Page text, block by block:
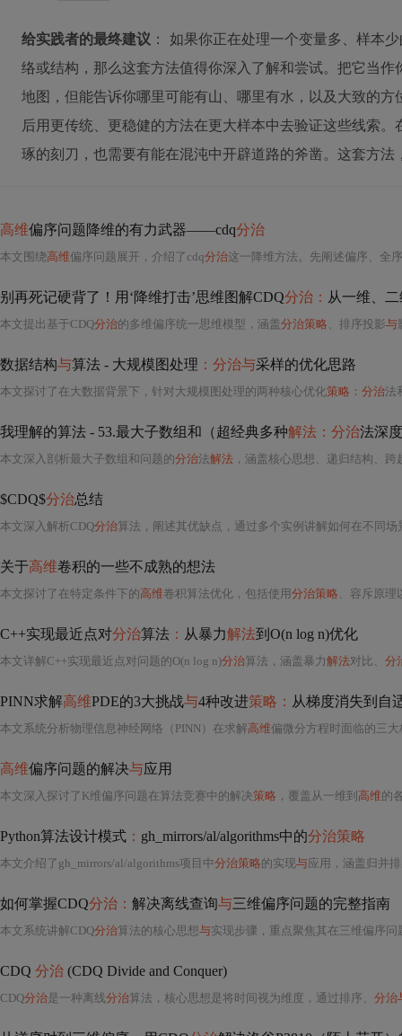
给实践者的最终建议 ： 如果你正在处理一个变量多、样本
络或结构，那么这套方法值得你深入了解和尝试。把它当作
地图，但能告诉你哪里可能有山、哪里有水，以及大致的
后用更传统、更稳健的方法在更大样本中去验证这些线索
琢的刻刀，也需要有能在混沌中开辟道路的斧凿。这套方法
高维偏序问题降维的有力武器——cdq分治
本文围绕高维偏序问题展开，介绍了cdq分治这一降维方法。先阐述偏序、全序、逆序对
别再死记硬背了！用‘降维打击’思维图解CDQ分治： 从一维、
本文提出基于CDQ分治的多维偏序统一思维模型，涵盖 分治策略 、排序投影与
数据结构与算法 - 大规模图处理 ：分治与采样的优化思路
本文探讨了在大数据背景下，针对大规模图处理的两种核心优化策略：分治法和采样技
我理解的算法 - 53.最大子数组和（超经典多种解法：分治法深
本文深入剖析最大子数组和问题的分治法解法 ，涵盖核心思想、递归结构、跨
$CDQ$分治总结
本文深入解析CDQ分治算法，阐述其优缺点，通过多个实例讲解如何在不同
关于高维卷积的一些不成熟的想法
本文探讨了在特定条件下的高维卷积算法优化，包括使用分治策略 、容斥原理以及模拟退
C++实现最近点对分治算法 ： 从暴力解法到O(n log n)优化
本文详解C++实现最近点对问题的O(n log n)分治算法，涵盖暴力解法对比、 分
PINN求解高维PDE的3大挑战与4种改进策略： 从梯度消失到自
本文系统分析物理信息神经网络（PINN）在求解高维偏微分方程时面临的三
高维偏序问题的解决与应用
本文深入探讨了K维偏序问题在算法竞赛中的解决策略 ，覆盖从一维到 高维的
Python算法设计模式 ： gh_mirrors/al/algorithms中的分治策略
本文介绍了gh_mirrors/al/algorithms项目中分治策略的实现与应用，涵盖归并排序
如何掌握CDQ分治： 解决离线查询与三维偏序问题的完整指南
本文系统讲解CDQ分治算法的核心思想与实现步骤，重点聚焦其在三维偏序问题和离
CDQ 分治 (CDQ Divide and Conquer)
CDQ分治是一种离线分治算法，核心思想是将时间视为维度，通过排序、 分治